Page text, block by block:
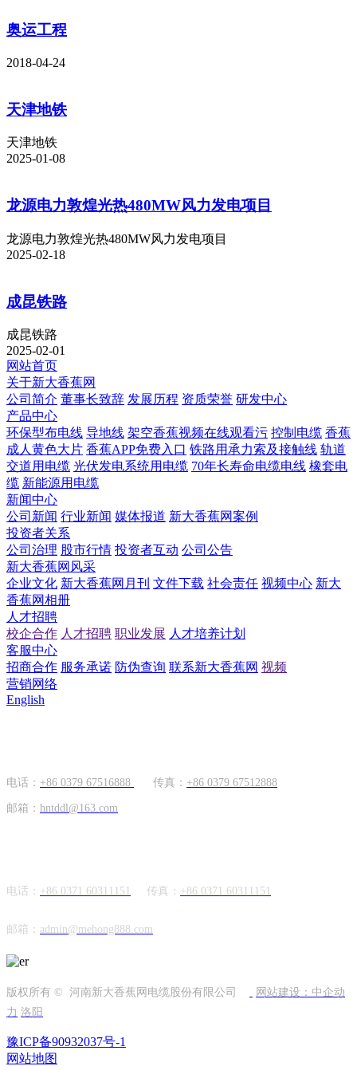
奥运工程
2018-04-24
天津地铁
天津地铁
2025-01-08
龙源电力敦煌光热480MW风力发电项目
龙源电力敦煌光热480MW风力发电项目
2025-02-18
成昆铁路
成昆铁路
2025-02-01
网站首页
关于新大香蕉网
公司简介 董事长致辞 发展历程 资质荣誉 研发中心
产品中心
环保型布电线 导地线 架空香蕉视频在线观看污 控制电缆 香蕉
成人黄色大片 香蕉APP免费入口 铁路用承力索及接触线 轨道
交道用电缆 光伏发电系统用电缆 70年长寿命电缆电线 橡套电
缆 新能源用电缆
新闻中心
公司新闻 行业新闻 媒体报道 新大香蕉网案例
投资者关系
公司治理 股市行情 投资者互动 公司公告
新大香蕉网风采
企业文化 新大香蕉网月刊 文件下载 社会责任 视频中心 新大
香蕉网相册
人才招聘
校企合作 人才招聘 职业发展 人才培养计划
客服中心
招商合作 服务承诺 防伪查询 联系新大香蕉网 视频
营销网络
English
电话： +86 0379 67516888 传真： +86 0379 67512888
邮箱： hntddl@163.com
电话： +86 0371 60311151 传真： +86 0371 60311151
邮箱： admin@mehong888.com
版权所有 © 河南新大香蕉网电缆股份有限公司
网站建设：中企动
力 洛阳
豫ICP备90932037号-1
网站地图